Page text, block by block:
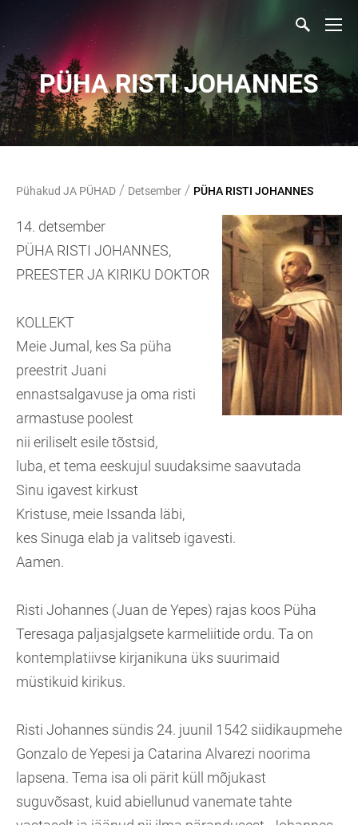
PÜHA RISTI JOHANNES
Pühakud JA PÜHAD / Detsember / PÜHA RISTI JOHANNES
14. detsember
PÜHA RISTI JOHANNES,
PREESTER JA KIRIKU DOKTOR
KOLLEKT
Meie Jumal, kes Sa püha
preestrit Juani
ennastsalgavuse ja oma risti
armastuse poolest
nii eriliselt esile tõstsid,
luba, et tema eeskujul suudaksime saavutada
Sinu igavest kirkust
Kristuse, meie Issanda läbi,
kes Sinuga elab ja valitseb igavesti.
Aamen.
Risti Johannes (Juan de Yepes) rajas koos Püha
Teresaga paljasjalgsete karmeliitide ordu. Ta on
kontemplatiivse kirjanikuna üks suurimaid
müstikuid kirikus.
Risti Johannes sündis 24. juunil 1542 siidikaupmehe
Gonzalo de Yepesi ja Catarina Alvarezi noorima
lapsena. Tema isa oli pärit küll mõjukast
suguvõsast, kuid abiellunud vanemate tahte